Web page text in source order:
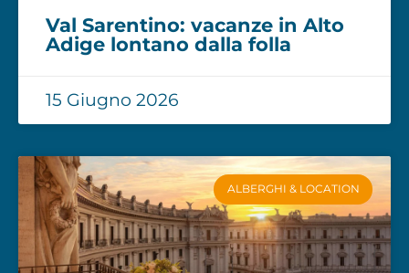
Val Sarentino: vacanze in Alto
Adige lontano dalla folla
15 Giugno 2026
ALBERGHI & LOCATION